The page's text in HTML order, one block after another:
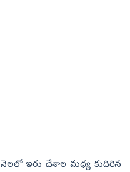
ఇరు దేశాల మధ్య కుదిరిన